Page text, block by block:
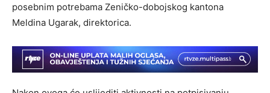
posebnim potrebama Zeničko-dobojskog kantona
Meldina Ugarak, direktorica.